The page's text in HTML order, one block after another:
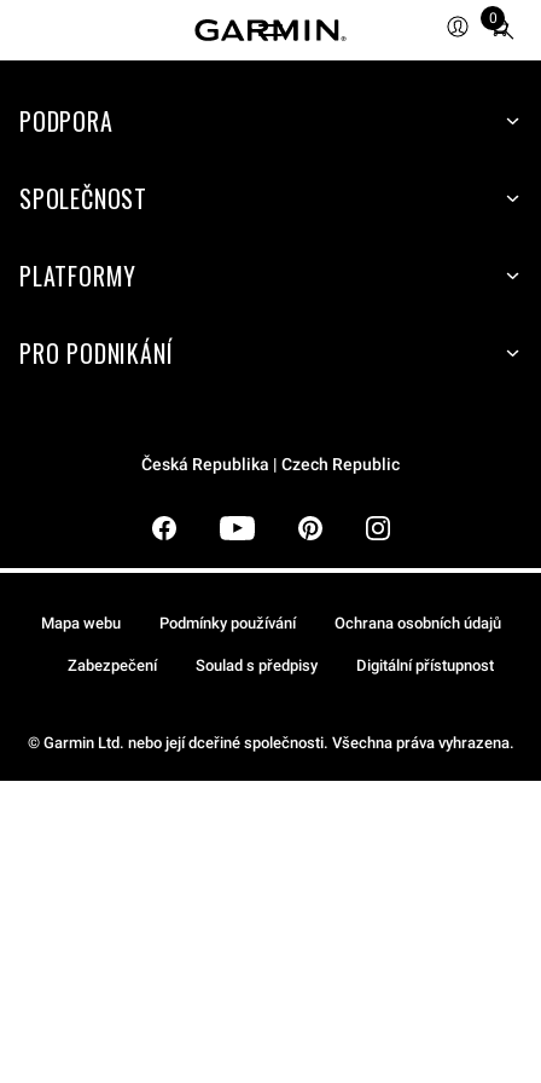
0
Total
items
cart:
PODPORA
SPOLEČNOST
PLATFORMY
PRO PODNIKÁNÍ
Česká Republika | Czech Republic
© Garmin Ltd. nebo její dceřiné společnosti. Všechna práva vyhrazena.
Mapa webu Podmínky používání Ochrana osobních údajů
Zabezpečení Soulad s předpisy Digitální přístupnost